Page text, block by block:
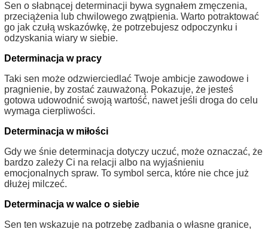
Sen o słabnącej determinacji bywa sygnałem zmęczenia,
przeciążenia lub chwilowego zwątpienia. Warto potraktować
go jak czułą wskazówkę, że potrzebujesz odpoczynku i
odzyskania wiary w siebie.
Determinacja w pracy
Taki sen może odzwierciedlać Twoje ambicje zawodowe i
pragnienie, by zostać zauważoną. Pokazuje, że jesteś
gotowa udowodnić swoją wartość, nawet jeśli droga do celu
wymaga cierpliwości.
Determinacja w miłości
Gdy we śnie determinacja dotyczy uczuć, może oznaczać, że
bardzo zależy Ci na relacji albo na wyjaśnieniu
emocjonalnych spraw. To symbol serca, które nie chce już
dłużej milczeć.
Determinacja w walce o siebie
Sen ten wskazuje na potrzebę zadbania o własne granice,